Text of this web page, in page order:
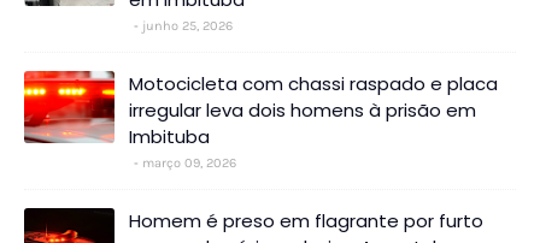
junho 25, 2026
Motocicleta com chassi raspado e placa
irregular leva dois homens à prisão em
Imbituba
março 09, 2026
Homem é preso em flagrante por furto